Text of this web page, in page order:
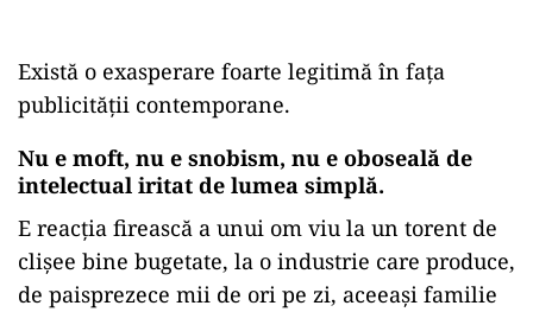
Există o exasperare foarte legitimă în fața
publicității contemporane.
Nu e moft, nu e snobism, nu e oboseală de
intelectual iritat de lumea simplă.
E reacția firească a unui om viu la un torent de
clișee bine bugetate, la o industrie care produce,
de paisprezece mii de ori pe zi, aceeași familie